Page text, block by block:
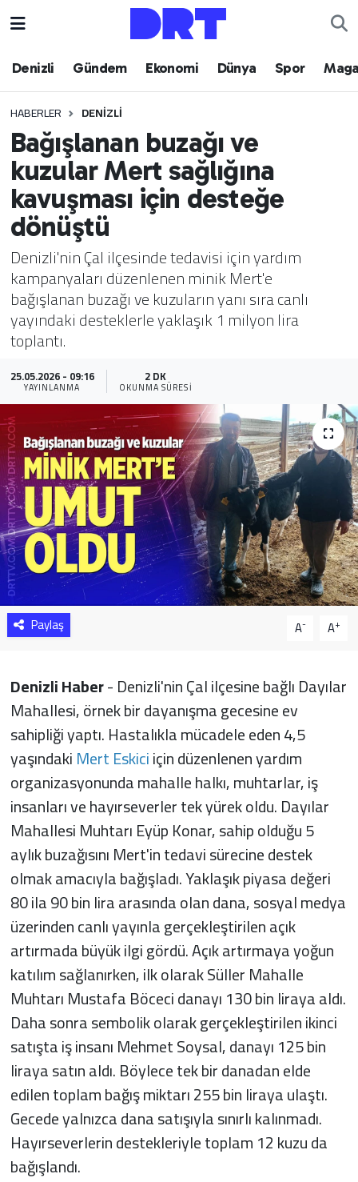
Denizli Gündem Ekonomi Dünya Spor
HABERLER DENIZLI
Bağışlanan buzağı ve
kuzular Mert sağlığına
kavuşması için desteğe
dönüştü
Denizli'nin Çal ilçesinde tedavisi için yardım
kampanyaları düzenlenen minik Mert'e
bağışlanan buzağı ve kuzuların yanı sıra canlı
yayındaki desteklerle yaklaşık 1 milyon lira
toplantı.
25.05.2026 - 09:16
YAYINLANMA
2 DK
OKUNMA SÜRESI
Paylaş A- A+
Denizli Haber- Denizli'nin Çal ilçesine bağlı Dayılar
Mahallesi, örnek bir dayanışma gecesine ev
sahipliği yaptı. Hastalıkla mücadele eden 4,5
yaşındakiMert Eskiciiçin düzenlenen yardım
organizasyonunda mahalle halkı, muhtarlar, iş
insanları ve hayırseverler tek yürek oldu. Dayılar
Mahallesi Muhtarı Eyüp Konar, sahip olduğu 5
aylık buzağısını Mert'in tedavi sürecine destek
olmak amacıyla bağışladı. Yaklaşık piyasa değeri
80 ila 90 bin lira arasında olan dana, sosyal medya
üzerinden canlı yayınla gerçekleştirilen açık
artırmada büyük ilgi gördü. Açık artırmaya yoğun
katılım sağlanırken, ilk olarak Süller Mahalle
Muhtarı Mustafa Böceci danayı 130 bin liraya aldı.
Daha sonra sembolik olarak gerçekleştirilen ikinci
satışta iş insanı Mehmet Soysal, danayı 125 bin
liraya satın aldı. Böylece tek bir danadan elde
edilen toplam bağış miktarı 255 bin liraya ulaştı.
Gecede yalnızca dana satışıyla sınırlı kalınmadı.
Hayırseverlerin destekleriyle toplam 12 kuzu da
bağışlandı.
Denizli
Ekonomi
Dünya
Spor
Magazin
Teknoloji
Yaşam
Sağlık
Yazarlar
Resmi İlan
Resmi Reklam
Hava Durumu
Trafik Durumu
Puan Durumu ve Fikstür
Tüm Manşetler
Son Dakika Haberleri
Haber Arşivi